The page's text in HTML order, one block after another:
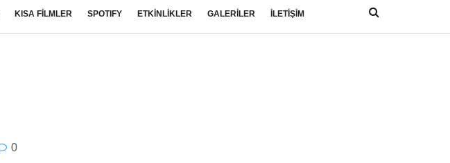
KISA FİLMLER SPOTIFY ETKİNLİKLER GALERİLER İLETİŞİM
0